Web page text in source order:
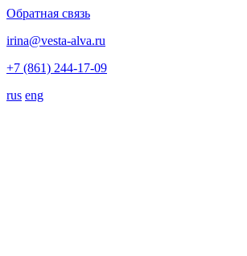
Обратная связь
irina@vesta-alva.ru
+7 (861) 244-17-09
rus eng